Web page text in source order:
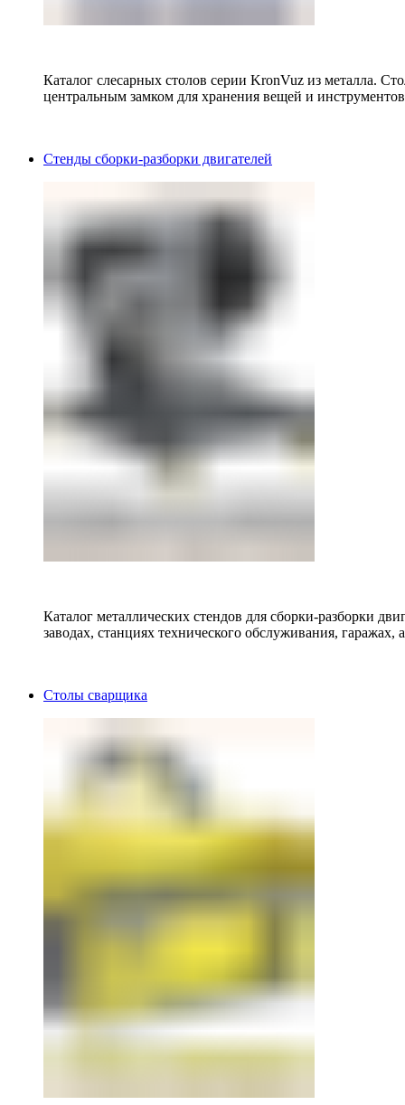
Каталог слесарных столов серии KronVuz из металла.
центральным замком для хранения вещей и
Стенды сборки-разборки двигателей
Каталог металлических стендов для сборки-разборки
заводах, станциях технического обслуживания, гаражах,
Столы сварщика